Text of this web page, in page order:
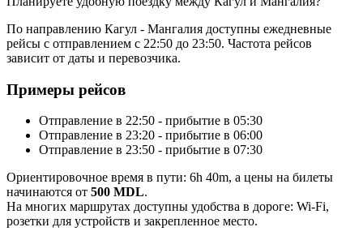
По направлению Кагул - Мангалия доступны ежедневные
рейсы с отправлением с 22:50 до 23:50. Частота рейсов
зависит от даты и перевозчика.
Примеры рейсов
Отправление в 22:50 - прибытие в 05:30
Отправление в 23:20 - прибытие в 06:00
Отправление в 23:50 - прибытие в 07:30
Ориентировочное время в пути: 6h 40m, а цены на билеты
начинаются от 500 MDL.
На многих маршрутах доступны удобства в дороге: Wi-Fi,
розетки для устройств и закрепленное место.